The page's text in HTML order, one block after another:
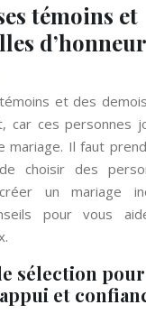
témoins et
et des
car ces personnes
mariage. Il faut
choisir des
un mariage
pour vous
sélection
et